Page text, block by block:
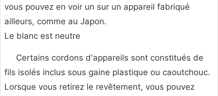
vous pouvez en voir un sur un appareil fabriqué
ailleurs, comme au Japon.
Le blanc est neutre
Certains cordons d'appareils sont constitués de
fils isolés inclus sous gaine plastique ou caoutchouc.
Lorsque vous retirez le revêtement, vous pouvez